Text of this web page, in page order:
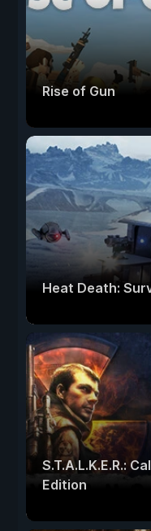
Rise of Gun
Heat Death:
S.T.A.L.K.E.R.:
Edition